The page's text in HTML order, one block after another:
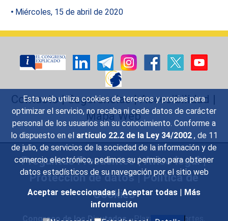
Esta web utiliza cookies de terceros y propias para
optimizar el servicio, no recaba ni cede datos de carácter
personal de los usuarios sin su conocimiento. Conforme a
lo dispuesto en el artículo 22.2 de la Ley 34/2002 , de 11
de julio, de servicios de la sociedad de la información y de
comercio electrónico, pedimos su permiso para obtener
datos estadísticos de su navegación por el sitio web
Aceptar seleccionadas | Aceptar todas | Más
información
Miércoles, 15 de abril de 2020
Contacto|Sugerencias|Accesibilidad |
Mapa Web
Preguntas Frecuentes|Aviso legal|
Protección de datos|Política de
Cookies
Congreso de los Diputados- Plaza de las Cortes,